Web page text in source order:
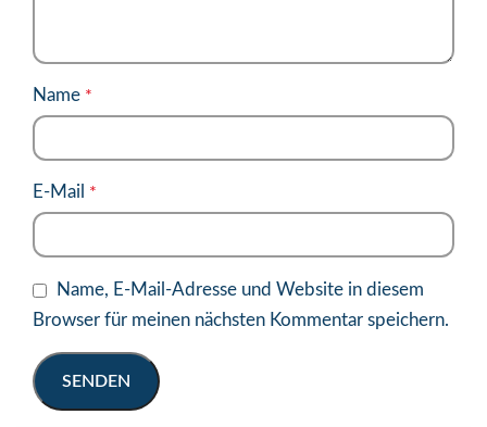
Name *
E-Mail *
Name, E-Mail-Adresse und Website in diesem
Browser für meinen nächsten Kommentar speichern.